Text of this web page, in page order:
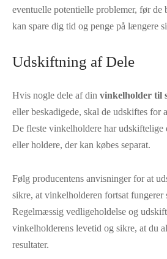
eventuelle potentielle problemer, før
kan spare dig tid og penge på længere
Udskiftning af Dele
Hvis nogle dele af din vinkelholder til
eller beskadigede, skal de udskiftes for
De fleste vinkelholdere har udskiftelige
eller holdere, der kan købes separat.
Følg producentens anvisninger for at
sikre, at vinkelholderen fortsat fungerer
Regelmæssig vedligeholdelse og
vinkelholderens levetid og sikre, at du
resultater.